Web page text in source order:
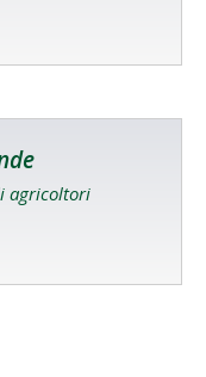
agricoltori